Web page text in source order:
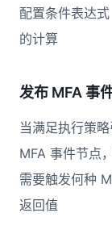
配置条件表达
的计算
发布 MFA 事
当满足执行策
MFA 事件节点
需要触发何种
返回值